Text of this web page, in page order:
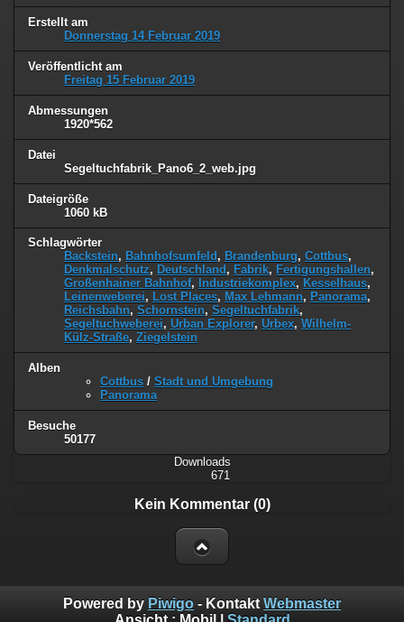
Erstellt am
Donnerstag 14 Februar 2019
Veröffentlicht am
Freitag 15 Februar 2019
Abmessungen
1920*562
Datei
Segeltuchfabrik_Pano6_2_web.jpg
Dateigröße
1060 kB
Schlagwörter
Backstein, Bahnhofsumfeld , Brandenburg, Cottbus,
Denkmalschutz, Deutschland , Fabrik, Fertigungshallen,
Großenhainer Bahnhof, Industriekomplex, Kesselhaus,
Leinenweberei, Lost Places, Max Lehmann, Panorama,
Reichsbahn, Schornstein, Segeltuchfabrik,
Segeltuchweberei, Urban Explorer, Urbex, Wilhelm-
Külz-Straße, Ziegelstein
Alben
Cottbus / Stadt und Umgebung
Panorama
Besuche
50177
Downloads
671
Kein Kommentar (0)
Powered by Piwigo - Kontakt Webmaster